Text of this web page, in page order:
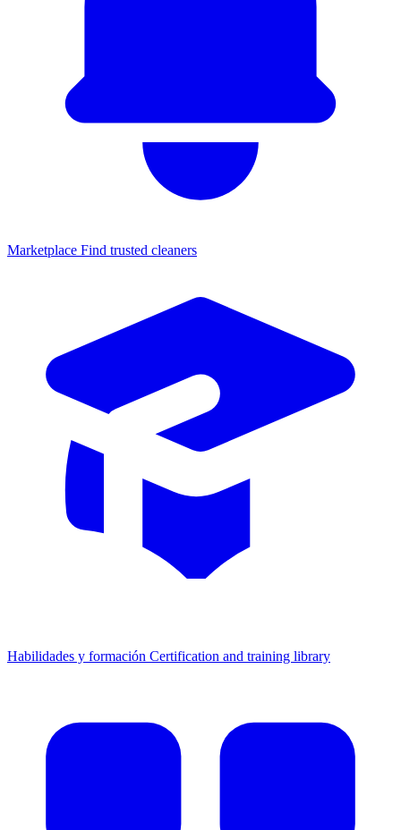
Marketplace Find trusted cleaners
Habilidades y formación Certification and training library